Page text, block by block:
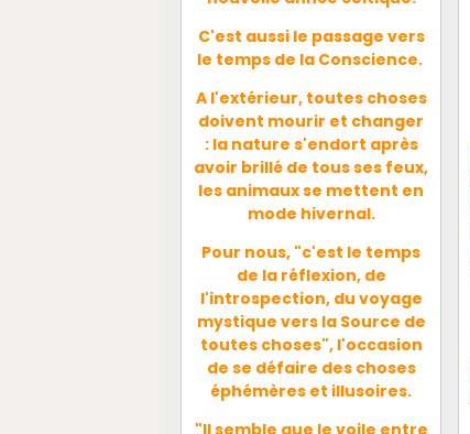
C'est aussi le passage vers
le temps de la Conscience.
A l'extérieur, toutes choses
doivent mourir et changer
: la nature s'endort après
avoir brillé de tous ses feux,
les animaux se mettent en
mode hivernal.
Pour nous, "c'est le temps
de la réflexion, de
l'introspection, du voyage
mystique vers la Source de
toutes choses", l'occasion
de se défaire des choses
éphémères et illusoires.
"Il semble que le voile entre